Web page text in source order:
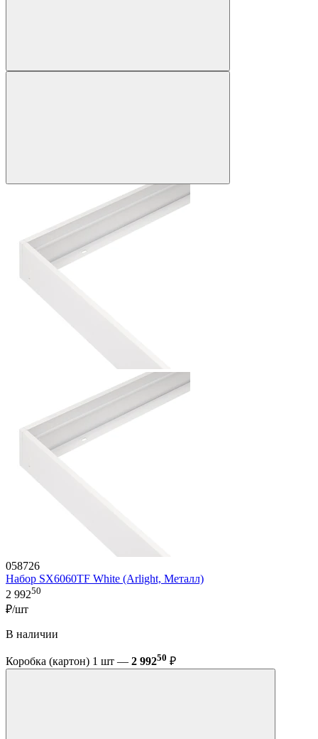
058726
Набор SX6060TF White (Arlight, Металл)
2 99250
₽/шт
В наличии
Коробка (картон) 1 шт — 2 99250 ₽